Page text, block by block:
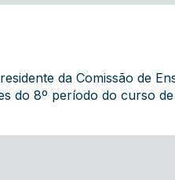
da Comissão de
do 8º período do curso